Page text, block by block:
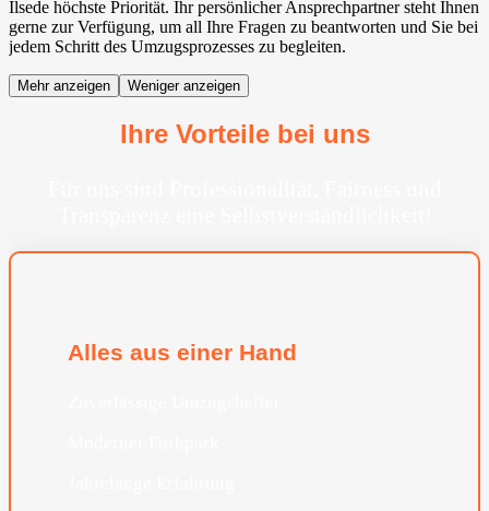
Ilsede⁠ höchste Priorität. Ihr persönlicher Ansprechpartner steht Ihnen
gerne zur Verfügung, um all Ihre Fragen zu beantworten und Sie bei
jedem Schritt des Umzugsprozesses zu begleiten.
Mehr anzeigen Weniger anzeigen
Ihre Vorteile bei uns
Alles aus einer Hand